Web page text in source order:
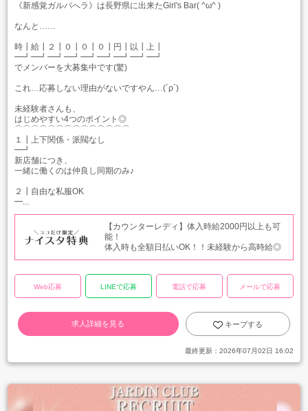
《新感覚ガルバへラ》は長野県に出来たGirl's Bar( ^ω^ )
なんと……
時┃給┃２┃０┃０┃０┃円┃以┃上┃
━┛━┛━┛━┛━┛━┛━┛━┛━┛
でメンバーを大募集中です(驚)
これ…応募しない理由がないですやん…(´ρ`)
未経験者さんも、
はじめやすい4つのポイント◎
⌒⌒⌒⌒⌒⌒⌒⌒⌒⌒⌒⌒⌒⌒
１┃上下関係・派閥なし
━┛
新店舗につき、
一緒に働くのは仲良し同期のみ♪
２┃自由な私服OK
━...
【カウンターレディ】体入時給2000円以上も可
能！
体入時も全額日払いOK！！未経験から高時給◎
Web応募 LINEで応募 電話で応募 メールで応募
求人詳細を見る キープする
最終更新： 2026年07月02日 16:02